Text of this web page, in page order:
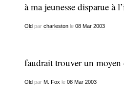
à ma jeunesse disparue à
Old par charlestonle 08 Mar 2003
faudrait trouver un moyen
Old par M. Fox le 08 Mar 2003